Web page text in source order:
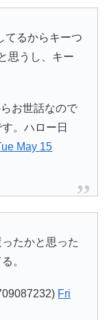
てるからキーつ
思うし、キー
お世話なので
。ハロー日
May 15
たかと思った
。
Fri